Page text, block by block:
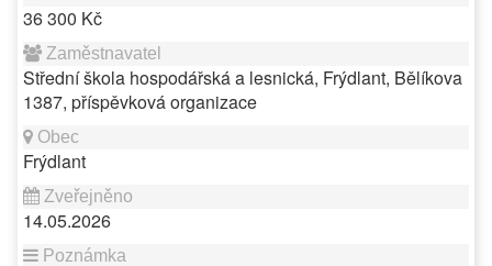
36 300 Kč
Střední škola hospodářská a lesnická, Frýdlant, Bělíkova
1387, příspěvková organizace
Frýdlant
14.05.2026